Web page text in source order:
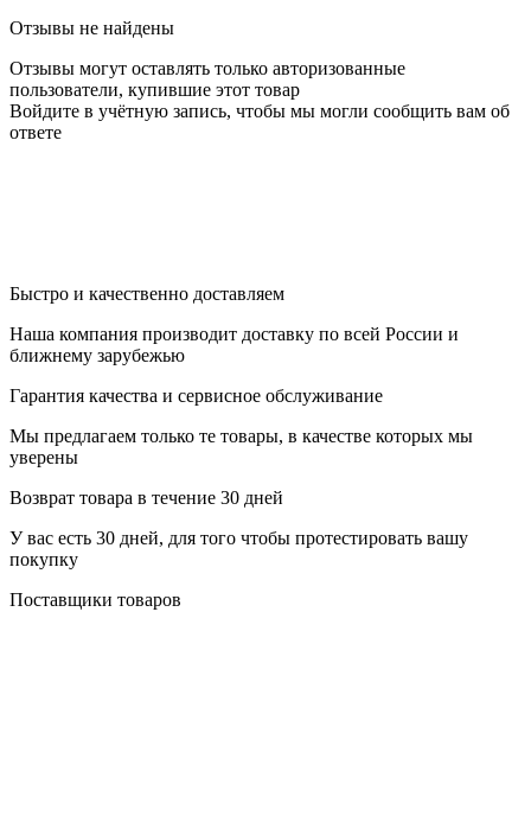
Отзывы не найдены
Отзывы могут оставлять только авторизованные
пользователи, купившие этот товар
Войдите в учётную запись, чтобы мы могли сообщить вам об
ответе
Быстро и качественно доставляем
Наша компания производит доставку по всей России и
ближнему зарубежью
Гарантия качества и сервисное обслуживание
Мы предлагаем только те товары, в качестве которых мы
уверены
Возврат товара в течение 30 дней
У вас есть 30 дней, для того чтобы протестировать вашу
покупку
Поставщики товаров